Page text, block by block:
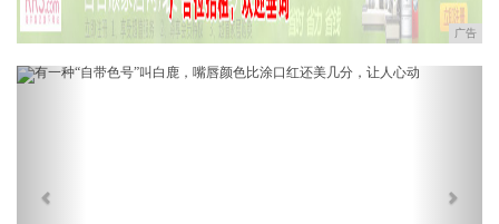
广告
Previous